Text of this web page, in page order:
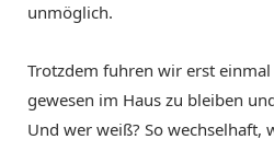
unmöglich.
Trotzdem fuhren wir erst
gewesen im Haus zu bleiben
Und wer weiß? So wechselhaft,